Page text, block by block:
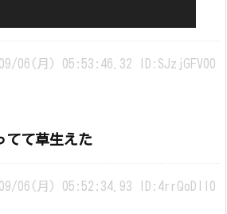
06(月) 05:53:46.32 ID:SJzjGFV00
てて草生えた
06(月) 05:52:34.93 ID:4rrQoDIl0